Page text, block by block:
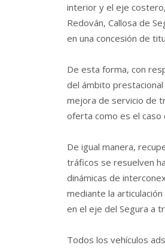
interior y el eje
Redován, Callosa de
en una concesión de
De esta forma, con
del ámbito
mejora de servicio de
oferta como es el caso
De igual manera,
tráficos se resuelven
dinámicas de
mediante la
en el eje del Segura a
Todos los vehículos